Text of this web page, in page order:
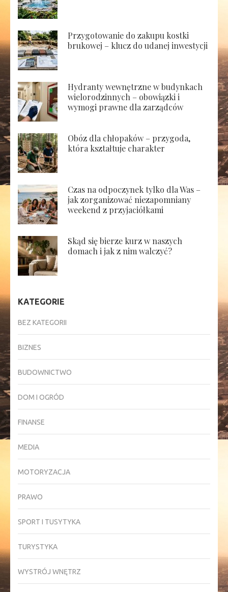
Przygotowanie do zakupu kostki
brukowej – klucz do udanej inwestycji
Hydranty wewnętrzne w budynkach
wielorodzinnych – obowiązki i
wymogi prawne dla zarządców
Obóz dla chłopaków – przygoda,
która kształtuje charakter
Czas na odpoczynek tylko dla Was –
jak zorganizować niezapomniany
weekend z przyjaciółkami
Skąd się bierze kurz w naszych
domach i jak z nim walczyć?
KATEGORIE
BEZ KATEGORII
BIZNES
BUDOWNICTWO
DOM I OGRÓD
FINANSE
MEDIA
MOTORYZACJA
PRAWO
SPORT I TUSYTYKA
TURYSTYKA
WYSTRÓJ WNĘTRZ